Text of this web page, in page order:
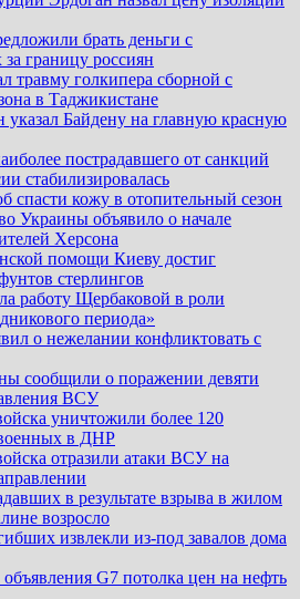
брать деньги с
границу россиян
травму голкипера сборной с
в Таджикистане
Байдену на главную красную
пострадавшего от санкций
стабилизировалась
спасти кожу в отопительный сезон
Украины объявило о начале
Херсона
помощи Киеву достиг
стерлингов
работу Щербаковой в роли
периода»
о нежелании конфликтовать с
сообщили о поражении девяти
ВСУ
уничтожили более 120
в ДНР
отразили атаки ВСУ на
в результате взрыва в жилом
возросло
извлекли из-под завалов дома
объявления G7 потолка цен на нефть